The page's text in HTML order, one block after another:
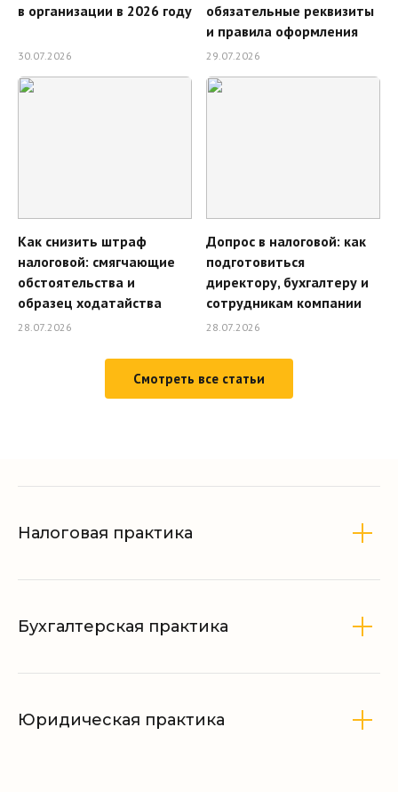
в организации в 2026 году
30.07.2026
обязательные реквизиты
и правила оформления
29.07.2026
Как снизить штраф
налоговой: смягчающие
обстоятельства и
образец ходатайства
28.07.2026
Допрос в налоговой: как
подготовиться
директору, бухгалтеру и
сотрудникам компании
28.07.2026
Смотреть все статьи
Налоговая практика
Бухгалтерская практика
Юридическая практика